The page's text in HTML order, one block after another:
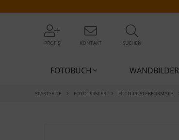
PROFIS KONTAKT SUCHEN
FOTOBUCH WANDBILDER
STARTSEITE FOTO-POSTER FOTO-POSTERFORMATE